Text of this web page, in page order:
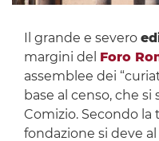
Il grande e severo
margini del Foro
assemblee dei
base al censo, che
Comizio. Secondo la
fondazione si deve